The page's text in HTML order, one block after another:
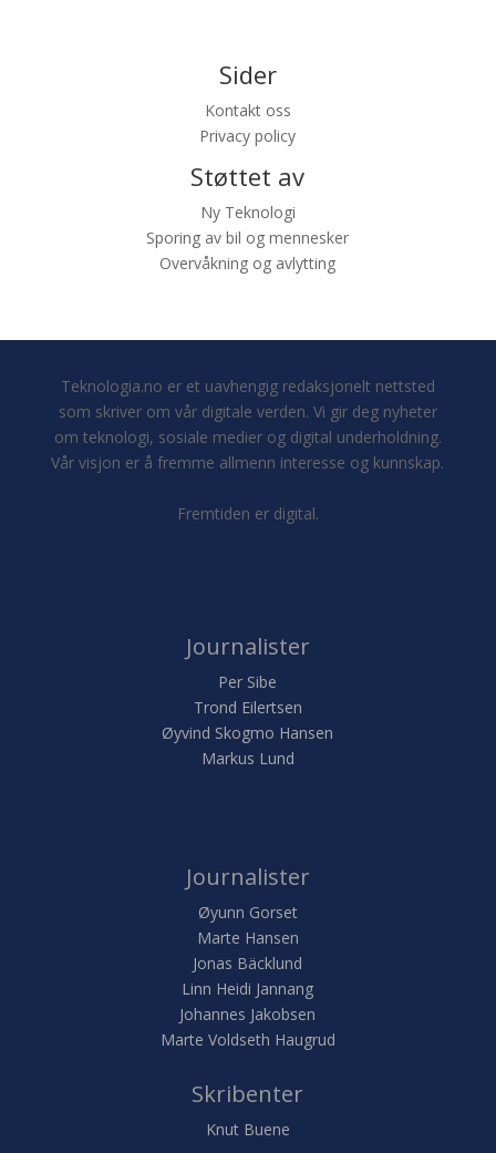
Sider
Kontakt oss
Privacy policy
Støttet av
Ny Teknologi
Sporing av bil og mennesker
Overvåkning og avlytting
Teknologia.no er et uavhengig redaksjonelt nettsted
som skriver om vår digitale verden. Vi gir deg nyheter
om teknologi, sosiale medier og digital underholdning.
Vår visjon er å fremme allmenn interesse og kunnskap.
Fremtiden er digital.
Journalister
Per Sibe
Trond Eilertsen
Øyvind Skogmo Hansen
Markus Lund
Journalister
Øyunn Gorset
Marte Hansen
Jonas Bäcklund
Linn Heidi Jannang
Johannes Jakobsen
Marte Voldseth Haugrud
Skribenter
Knut Buene